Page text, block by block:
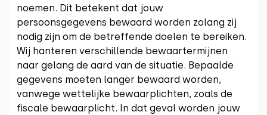
noemen. Dit betekent dat jouw
persoonsgegevens bewaard worden zolang zij
nodig zijn om de betreffende doelen te bereiken.
Wij hanteren verschillende bewaartermijnen
naar gelang de aard van de situatie. Bepaalde
gegevens moeten langer bewaard worden,
vanwege wettelijke bewaarplichten, zoals de
fiscale bewaarplicht. In dat geval worden jouw